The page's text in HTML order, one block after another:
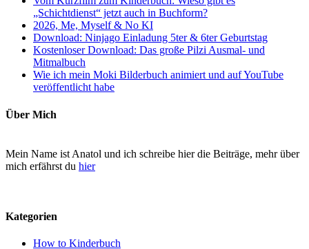
„Schichtdienst“ jetzt auch in Buchform?
2026, Me, Myself & No KI
Download: Ninjago Einladung 5ter & 6ter Geburtstag
Kostenloser Download: Das große Pilzi Ausmal- und
Mitmalbuch
Wie ich mein Moki Bilderbuch animiert und auf YouTube
veröffentlicht habe
Über Mich
Mein Name ist Anatol und ich schreibe hier die Beiträge, mehr über
mich erfährst du hier
Kategorien
How to Kinderbuch